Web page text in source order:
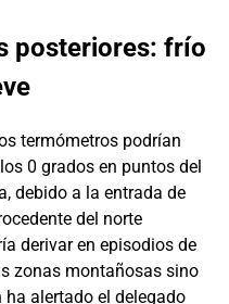
posteriores: frío
termómetros podrían
0 grados en puntos del
debido a la entrada de
del norte
derivar en episodios de
zonas montañosas sino
alertado el delegado